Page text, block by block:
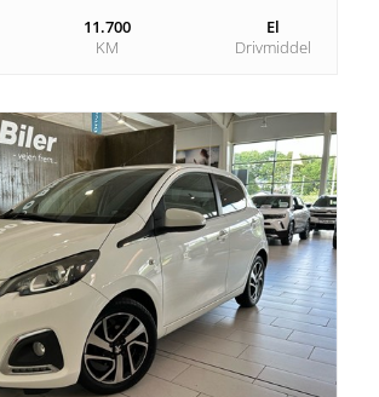
11.700
KM
El
Drivmiddel